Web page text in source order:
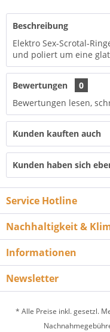
Beschreibung
Elektro Sex-Scrotal-
und poliert um eine
Bewertungen
0
Bewertungen lesen,
Kunden kauften auch
Kunden haben sich
Service Hotline
Nachhaltigkeit &
Informationen
Newsletter
* Alle Preise inkl. gesetzl.